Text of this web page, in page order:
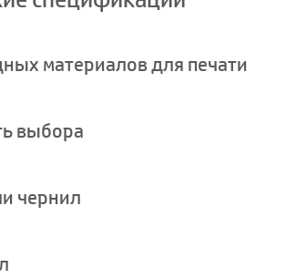
материалов для печати
выбора
чернил